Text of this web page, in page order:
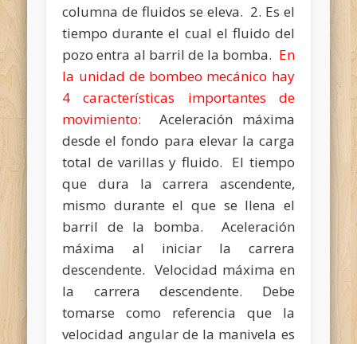
columna de fluidos se eleva. 2. Es el
tiempo durante el cual el fluido del
pozo entra al barril de la bomba. En
la unidad de bombeo mecánico hay
4 características importantes de
movimiento:Aceleración máxima
desde el fondo para elevar la carga
total de varillas y fluido. El tiempo
que dura la carrera ascendente,
mismo durante el que se llena el
barril de la bomba. Aceleración
máxima al iniciar la carrera
descendente. Velocidad máxima en
la carrera descendente. Debe
tomarse como referencia que la
velocidad angular de la manivela es